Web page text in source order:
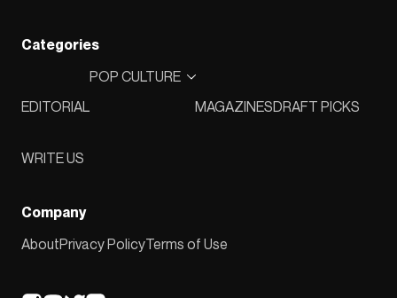
Categories
EDITORIAL
POP CULTURE
MAGAZINESDRAFT PICKS
WRITE US
Company
AboutPrivacy PolicyTerms of Use